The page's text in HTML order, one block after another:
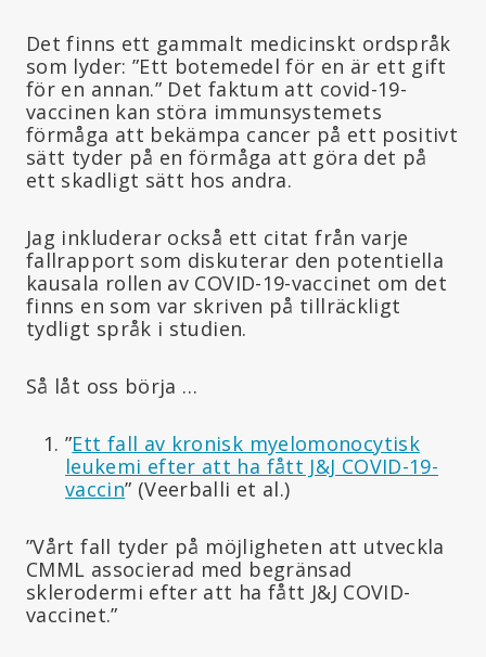
Det finns ett gammalt medicinskt ordspråk
som lyder: ”Ett botemedel för en är ett gift
för en annan.” Det faktum att covid-19-
vaccinen kan störa immunsystemets
förmåga att bekämpa cancer på ett positivt
sätt tyder på en förmåga att göra det på
ett skadligt sätt hos andra.
Jag inkluderar också ett citat från varje
fallrapport som diskuterar den potentiella
kausala rollen av COVID-19-vaccinet om det
finns en som var skriven på tillräckligt
tydligt språk i studien.
Så låt oss börja …
”Ett fall av kronisk myelomonocytisk
leukemi efter att ha fått J&J COVID-19-
vaccin” (Veerballi et al.)
”Vårt fall tyder på möjligheten att utveckla
CMML associerad med begränsad
sklerodermi efter att ha fått J&J COVID-
vaccinet.”